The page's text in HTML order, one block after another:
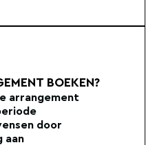
BOEKEN?
arrangement
door
aan